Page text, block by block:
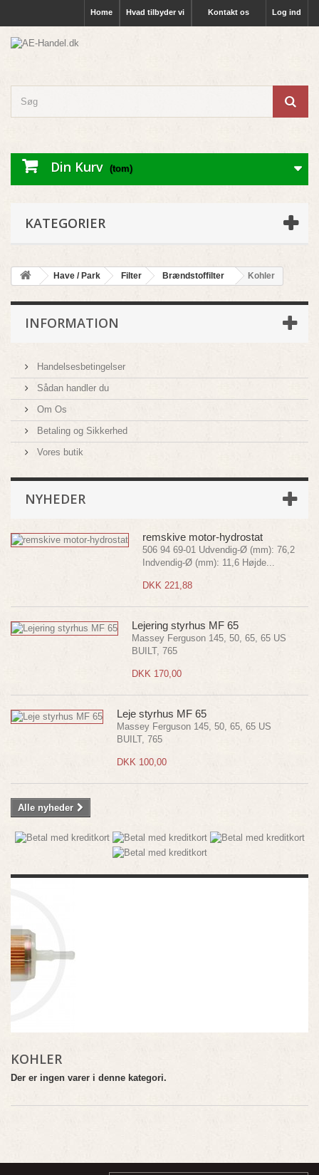
Log ind
Kontakt os
Hvad tilbyder vi
Home
Din Kurv (tom)
KATEGORIER
Have / Park Filter Brændstoffilter Kohler
INFORMATION
Handelsesbetingelser
Sådan handler du
Om Os
Betaling og Sikkerhed
Vores butik
NYHEDER
remskive motor-hydrostat
506 94 69-01 Udvendig-Ø (mm): 76,2
Indvendig-Ø (mm): 11,6 Højde...
DKK 221,88
Lejering styrhus MF 65
Massey Ferguson 145, 50, 65, 65 US
BUILT, 765
DKK 170,00
Leje styrhus MF 65
Massey Ferguson 145, 50, 65, 65 US
BUILT, 765
DKK 100,00
Alle nyheder
KOHLER
Der er ingen varer i denne kategori.